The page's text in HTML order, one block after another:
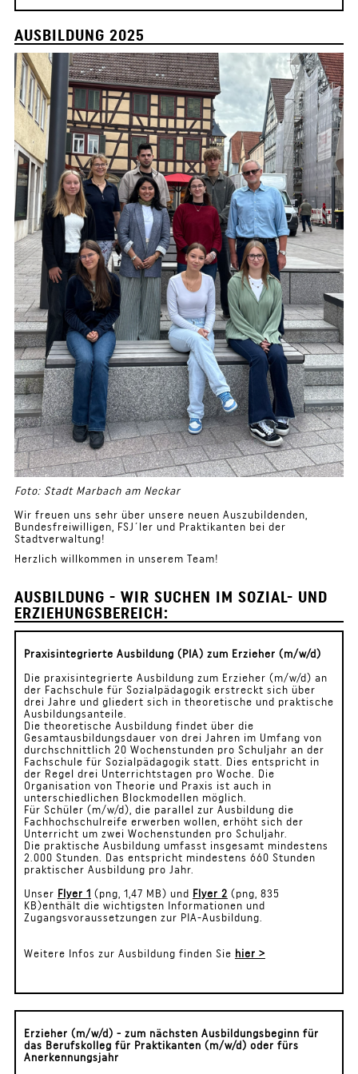
AUSBILDUNG 2025
Foto: Stadt Marbach am Neckar
Wir freuen uns sehr über unsere neuen Auszubildenden,
Bundesfreiwilligen, FSJ´ler und Praktikanten bei der
Stadtverwaltung!
Herzlich willkommen in unserem Team!
AUSBILDUNG - WIR SUCHEN IM SOZIAL- UND
ERZIEHUNGSBEREICH:
Praxisintegrierte Ausbildung (PIA) zum Erzieher (m/w/d)
Die praxisintegrierte Ausbildung zum Erzieher (m/w/d) an
der Fachschule für Sozialpädagogik erstreckt sich über
drei Jahre und gliedert sich in theoretische und praktische
Ausbildungsanteile.
Die theoretische Ausbildung findet über die
Gesamtausbildungsdauer von drei Jahren im Umfang von
durchschnittlich 20 Wochenstunden pro Schuljahr an der
Fachschule für Sozialpädagogik statt. Dies entspricht in
der Regel drei Unterrichtstagen pro Woche. Die
Organisation von Theorie und Praxis ist auch in
unterschiedlichen Blockmodellen möglich.
Für Schüler (m/w/d), die parallel zur Ausbildung die
Fachhochschulreife erwerben wollen, erhöht sich der
Unterricht um zwei Wochenstunden pro Schuljahr.
Die praktische Ausbildung umfasst insgesamt mindestens
2.000 Stunden. Das entspricht mindestens 660 Stunden
praktischer Ausbildung pro Jahr.
Unser Flyer 1 (png, 1,47 MB) und Flyer 2 (png, 835
KB)enthält die wichtigsten Informationen und
Zugangsvoraussetzungen zur PIA-Ausbildung.
Weitere Infos zur Ausbildung finden Sie hier >
Erzieher (m/w/d) - zum nächsten Ausbildungsbeginn für
das Berufskolleg für Praktikanten (m/w/d) oder fürs
Anerkennungsjahr